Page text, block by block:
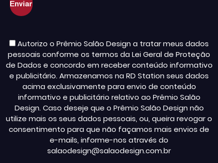
Autorizo o Prêmio Salão Design a tratar meus dados
pessoais conforme os termos da Lei Geral de Proteção
de Dados e concordo em receber conteúdo informativo
e publicitário. Armazenamos na RD Station seus dados
acima exclusivamente para envio de conteúdo
informativo e publicitário relativo ao Prêmio Salão
Design. Caso deseje que o Prêmio Salão Design não
utilize mais os seus dados pessoais, ou, queira revogar o
consentimento para que não façamos mais envios de
e-mails, informe-nos através do
salaodesign@salaodesign.com.br